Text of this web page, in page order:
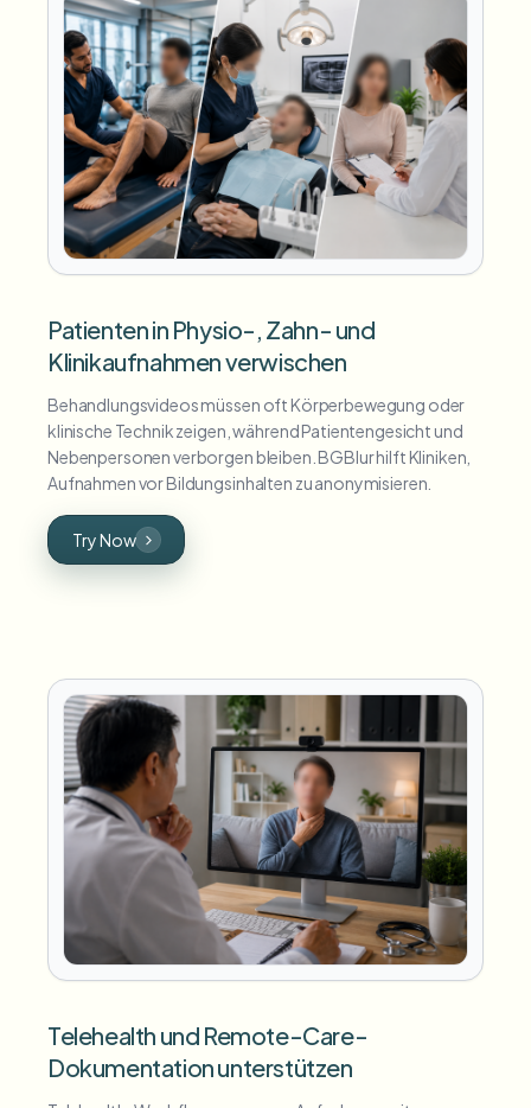
Patienten in Physio-, Zahn- und
Klinikaufnahmen verwischen
Behandlungsvideos müssen oft Körperbewegung oder
klinische Technik zeigen, während Patientengesicht und
Nebenpersonen verborgen bleiben. BGBlur hilft Kliniken,
Aufnahmen vor Bildungsinhalten zu anonymisieren.
Try Now
Telehealth und Remote-Care-
Dokumentation unterstützen